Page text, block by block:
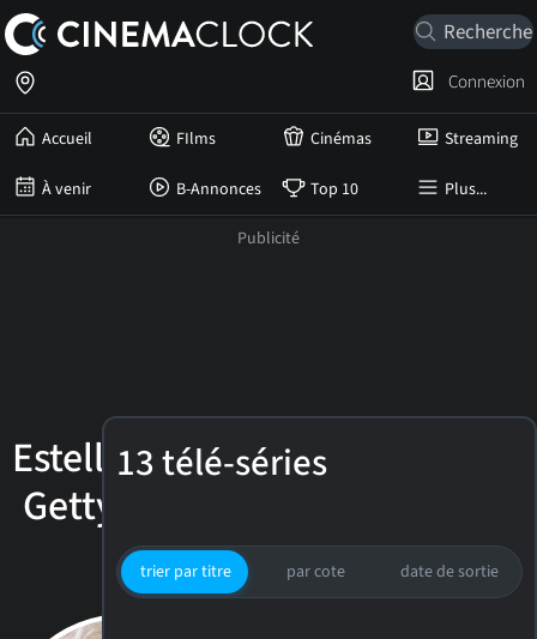
Accueil FIlms Cinémas Streaming
À venir B-Annonces Top 10 Plus...
Connexion
Estelle
Getty
13 télé-séries
trier par titre par cote date de sortie